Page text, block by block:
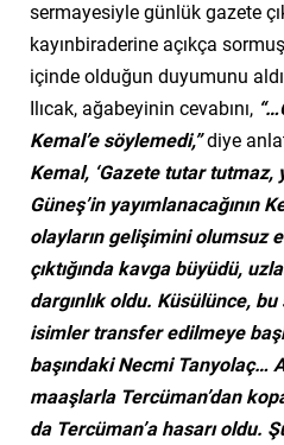
sermayesiyle günlük gazete
kayınbiraderine açıkça
içinde olduğun duyumunu
Ilıcak, ağabeyinin cevabını,
Kemal’e söylemedi,”diye
Kemal, ‘Gazete tutar tutmaz,
Güneş’in yayımlanacağının
olayların gelişimini olumsuz
çıktığında kavga büyüdü,
dargınlık oldu. Küsülünce,
isimler transfer edilmeye
başındaki Necmi Tanyolaç…
maaşlarla Tercüman’dan
da Tercüman’a hasarı oldu.